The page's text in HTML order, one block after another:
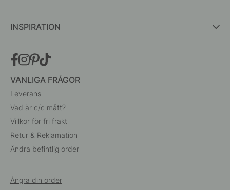
INSPIRATION
VANLIGA FRÅGOR
Leverans
Vad är c/c mått?
Villkor för fri frakt
Retur & Reklamation
Ändra befintlig order
Ångra din order